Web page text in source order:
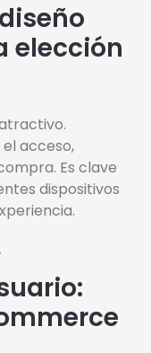
elección
acceso,
Es clave
dispositivos